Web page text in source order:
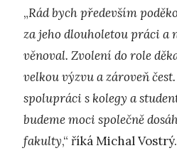
„Rád bych především
za jeho dlouholetou práci a
věnoval. Zvolení do role
velkou výzvu a zároveň
spolupráci s kolegy a
budeme moci společně
fakulty,“ říká Michal Vostrý.